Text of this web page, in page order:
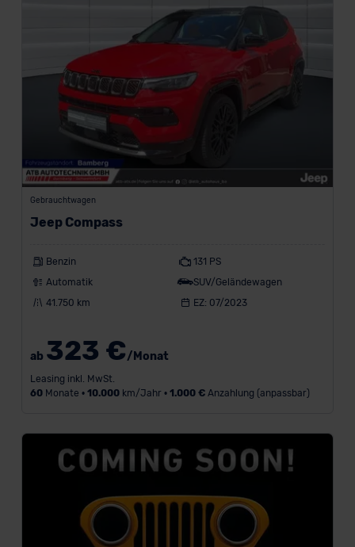
Gebrauchtwagen
Jeep Compass
Benzin
131 PS
Automatik
SUV/Geländewagen
41.750 km
EZ: 07/2023
ab 323 €/Monat
Leasing inkl. MwSt.
60Monate • 10.000km/Jahr • 1.000 €Anzahlung (anpassbar)